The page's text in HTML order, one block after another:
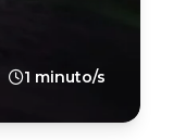
1 minuto/s